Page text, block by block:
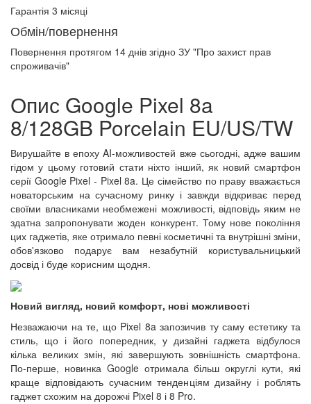
Гарантія 3 місяці
Обмін/повернення
Повернення протягом 14 днів згідно ЗУ "Про захист прав
спроживачів"
Опис Google Pixel 8a
8/128GB Porcelain EU/US/TW
Вирушайте в епоху AI-можливостей вже сьогодні, адже вашим
гідом у цьому готовий стати ніхто інший, як новий смартфон
серії Google Pixel - Pixel 8a. Це сімейство по праву вважається
новаторським на сучасному ринку і завжди відкриває перед
своїми власниками необмежені можливості, відповідь яким не
здатна запропонувати жоден конкурент. Тому нове покоління
цих гаджетів, яке отримало певні косметичні та внутрішні зміни,
обов'язково подарує вам незабутній користувальницький
досвід і буде корисним щодня.
Новий вигляд, новий комфорт, нові можливості
Незважаючи на те, що Pixel 8a запозичив ту саму естетику та
стиль, що і його попередник, у дизайні гаджета відбулося
кілька великих змін, які завершують зовнішність смартфона.
По-перше, новинка Google отримала більш округлі кути, які
краще відповідають сучасним тенденціям дизайну і роблять
гаджет схожим на дорожчі Pixel 8 і 8 Pro.